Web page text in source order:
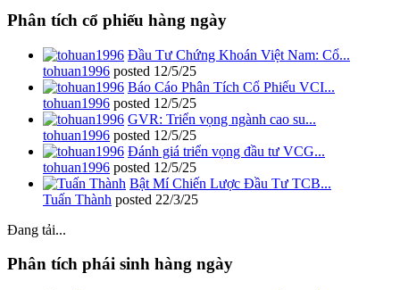
Phân tích cổ phiếu hàng ngày
Đầu Tư Chứng Khoán Việt Nam: Cổ...
tohuan1996 posted 12/5/25
Báo Cáo Phân Tích Cổ Phiếu VCI...
tohuan1996 posted 12/5/25
GVR: Triển vọng ngành cao su...
tohuan1996 posted 12/5/25
Đánh giá triển vọng đầu tư VCG...
tohuan1996 posted 12/5/25
Bật Mí Chiến Lược Đầu Tư TCB...
Tuấn Thành posted 22/3/25
Đang tải...
Phân tích phái sinh hàng ngày